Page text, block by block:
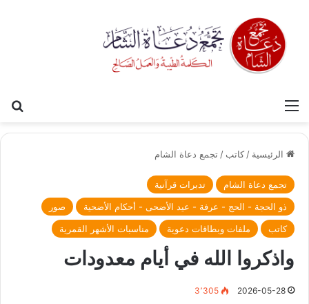
القائمة
الرئيسية /كاتب /تجمع دعاة الشام
تجمع دعاة الشام
تدبرات قرآنية
ذو الحجة - الحج - عرفة - عيد الأضحى - أحكام الأضحية
صور
كاتب
ملفات وبطاقات دعوية مناسبات الأشهر القمرية
واذكروا الله في أيام معدودات
2026-05-28 3٬305